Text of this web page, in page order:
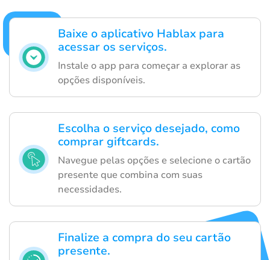
Baixe o aplicativo Hablax para
acessar os serviços.
Instale o app para começar a explorar as
opções disponíveis.
Escolha o serviço desejado, como
comprar giftcards.
Navegue pelas opções e selecione o cartão
presente que combina com suas
necessidades.
Finalize a compra do seu cartão
presente.